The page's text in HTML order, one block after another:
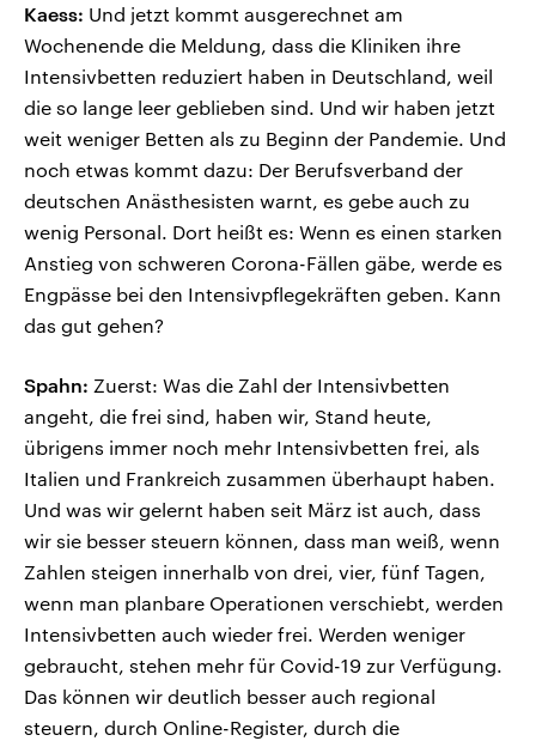
Kaess: Und jetzt kommt ausgerechnet am
Wochenende die Meldung, dass die Kliniken ihre
Intensivbetten reduziert haben in Deutschland, weil
die so lange leer geblieben sind. Und wir haben jetzt
weit weniger Betten als zu Beginn der Pandemie. Und
noch etwas kommt dazu: Der Berufsverband der
deutschen Anästhesisten warnt, es gebe auch zu
wenig Personal. Dort heißt es: Wenn es einen starken
Anstieg von schweren Corona-Fällen gäbe, werde es
Engpässe bei den Intensivpflegekräften geben. Kann
das gut gehen?
Spahn: Zuerst: Was die Zahl der Intensivbetten
angeht, die frei sind, haben wir, Stand heute,
übrigens immer noch mehr Intensivbetten frei, als
Italien und Frankreich zusammen überhaupt haben.
Und was wir gelernt haben seit März ist auch, dass
wir sie besser steuern können, dass man weiß, wenn
Zahlen steigen innerhalb von drei, vier, fünf Tagen,
wenn man planbare Operationen verschiebt, werden
Intensivbetten auch wieder frei. Werden weniger
gebraucht, stehen mehr für Covid-19 zur Verfügung.
Das können wir deutlich besser auch regional
steuern, durch Online-Register, durch die